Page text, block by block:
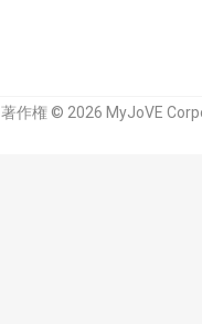
著作権 © 2026 MyJoVE